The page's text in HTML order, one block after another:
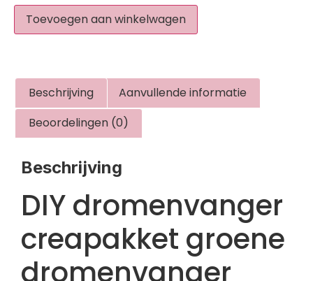
Toevoegen aan winkelwagen
Beschrijving
Aanvullende informatie
Beoordelingen (0)
Beschrijving
DIY dromenvanger
creapakket groene
dromenvanger